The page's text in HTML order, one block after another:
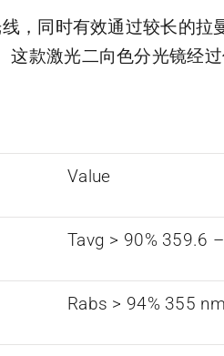
，同时有效通过较长的
这款激光二向色分光镜经
Value
Tavg > 90% 359.6
Rabs > 94% 355 nm